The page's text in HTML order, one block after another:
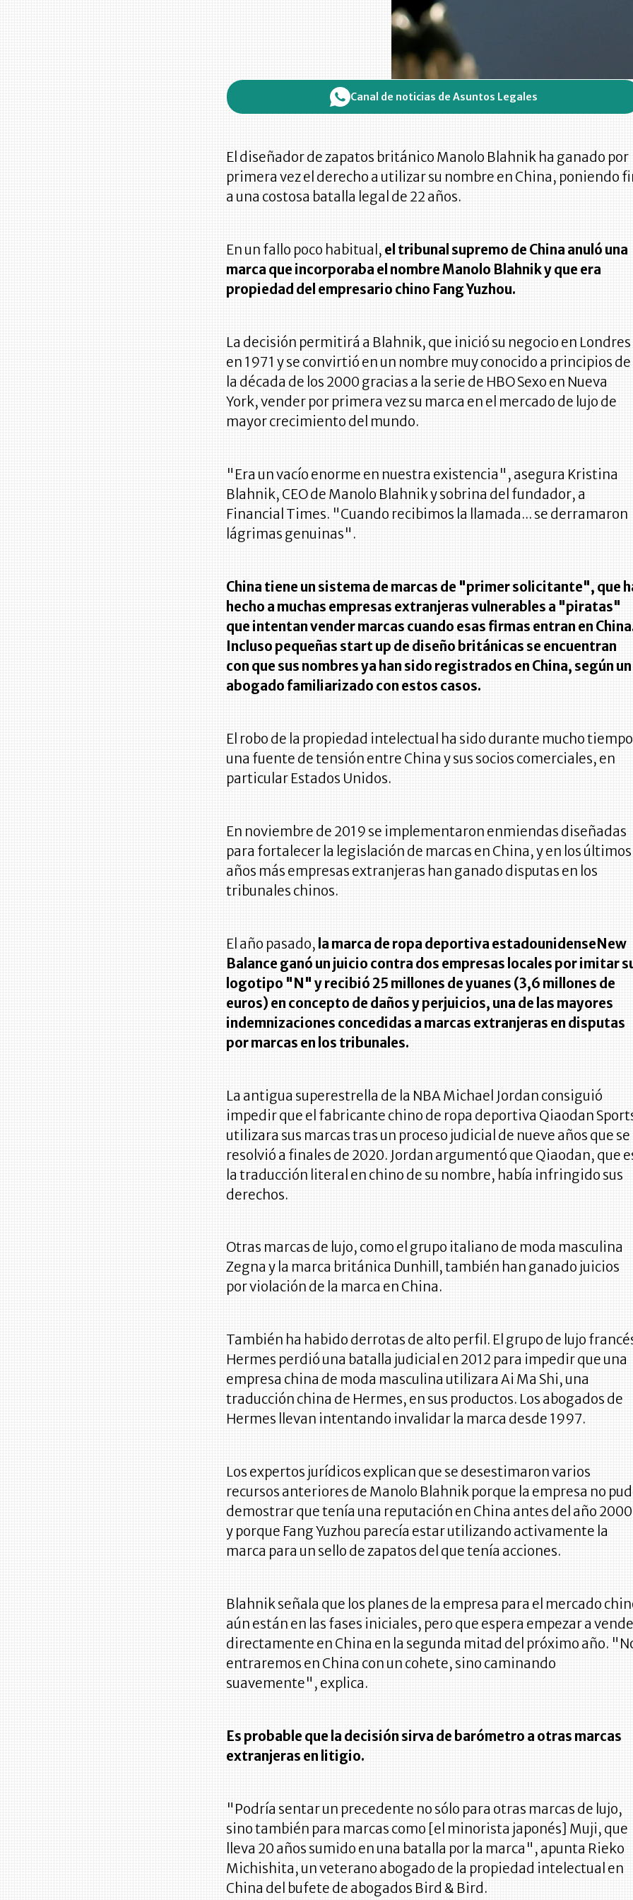
Canal de noticias de Asuntos Legales
El diseñador de zapatos británico Manolo Blahnik ha ganado por
primera vez el derecho a utilizar su nombre en China, poniendo
a una costosa batalla legal de 22 años.
En un fallo poco habitual, el tribunal supremo de China anuló una
marca que incorporaba el nombre Manolo Blahnik y que era
propiedad del empresario chino Fang Yuzhou.
La decisión permitirá a Blahnik, que inició su negocio en Londres
en 1971 y se convirtió en un nombre muy conocido a principios de
la década de los 2000 gracias a la serie de HBO Sexo en Nueva
York, vender por primera vez su marca en el mercado de lujo de
mayor crecimiento del mundo.
"Era un vacío enorme en nuestra existencia", asegura Kristina
Blahnik, CEO de Manolo Blahnik y sobrina del fundador, a
Financial Times. "Cuando recibimos la llamada... se derramaron
lágrimas genuinas".
China tiene un sistema de marcas de "primer solicitante", que
hecho a muchas empresas extranjeras vulnerables a "piratas"
que intentan vender marcas cuando esas firmas entran en
Incluso pequeñas start up de diseño británicas se encuentran
con que sus nombres ya han sido registrados en China, según un
abogado familiarizado con estos casos.
El robo de la propiedad intelectual ha sido durante mucho tiempo
una fuente de tensión entre China y sus socios comerciales, en
particular Estados Unidos.
En noviembre de 2019 se implementaron enmiendas diseñadas
para fortalecer la legislación de marcas en China, y en los últimos
años más empresas extranjeras han ganado disputas en los
tribunales chinos.
El año pasado, la marca de ropa deportiva estadounidense New
Balance ganó un juicio contra dos empresas locales por imitar
logotipo "N" y recibió 25 millones de yuanes (3,6 millones de
euros) en concepto de daños y perjuicios, una de las mayores
indemnizaciones concedidas a marcas extranjeras en disputas
por marcas en los tribunales.
La antigua superestrella de la NBA Michael Jordan consiguió
impedir que el fabricante chino de ropa deportiva Qiaodan
utilizara sus marcas tras un proceso judicial de nueve años que se
resolvió a finales de 2020. Jordan argumentó que Qiaodan, que
la traducción literal en chino de su nombre, había infringido sus
derechos.
Otras marcas de lujo, como el grupo italiano de moda masculina
Zegna y la marca británica Dunhill, también han ganado juicios
por violación de la marca en China.
También ha habido derrotas de alto perfil. El grupo de lujo
Hermes perdió una batalla judicial en 2012 para impedir que una
empresa china de moda masculina utilizara Ai Ma Shi, una
traducción china de Hermes, en sus productos. Los abogados de
Hermes llevan intentando invalidar la marca desde 1997.
Los expertos jurídicos explican que se desestimaron varios
recursos anteriores de Manolo Blahnik porque la empresa no
demostrar que tenía una reputación en China antes del año
y porque Fang Yuzhou parecía estar utilizando activamente la
marca para un sello de zapatos del que tenía acciones.
Blahnik señala que los planes de la empresa para el mercado
aún están en las fases iniciales, pero que espera empezar a
directamente en China en la segunda mitad del próximo año.
entraremos en China con un cohete, sino caminando
suavemente", explica.
Es probable que la decisión sirva de barómetro a otras marcas
extranjeras en litigio.
"Podría sentar un precedente no sólo para otras marcas de lujo,
sino también para marcas como [el minorista japonés] Muji, que
lleva 20 años sumido en una batalla por la marca", apunta Rieko
Michishita, un veterano abogado de la propiedad intelectual en
China del bufete de abogados Bird & Bird.